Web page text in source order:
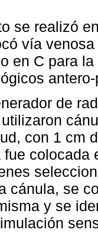
se realizó
vía
en C para
de
con 1 cm
colocada
cánula, se
y se